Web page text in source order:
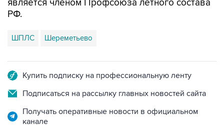
ШПЛС
Подписаться на рассылку главных новостей сайта
Получать оперативные новости в официальном